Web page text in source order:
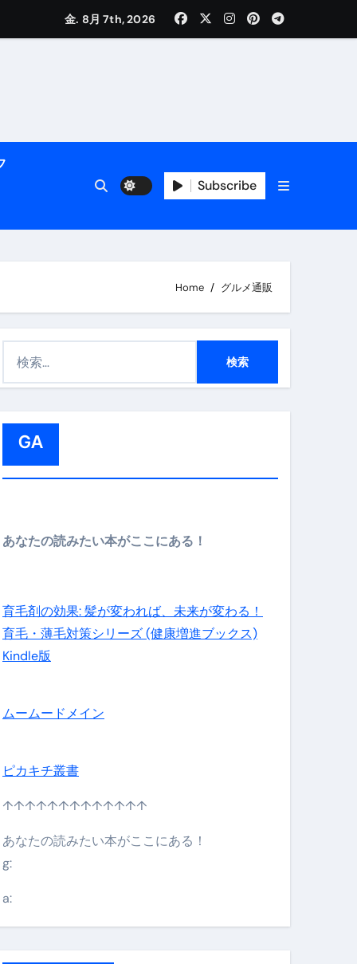
説
き | ダイエット中の食事
ン】
の先さらに貧しくなります。【 竹花貴騎 切り抜き 会社員
金. 8月 7th, 2026
Subscribe
Home グルメ通販
GA
あなたの読みたい本がここにある！
育毛剤の効果: 髪が変われば、未来が変わる！
育毛・薄毛対策シリーズ (健康増進ブックス)
Kindle版
ムームードメイン
ピカキチ叢書
↑↑↑↑↑↑↑↑↑↑↑↑↑
あなたの読みたい本がここにある！
g:
a: